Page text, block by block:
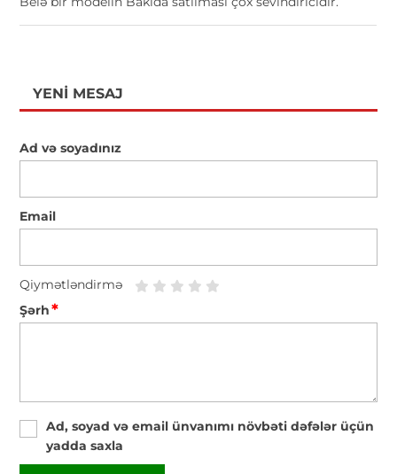
YENI MESAJ
Ad və soyadınız
Email
Qiymətləndirmə
Şərh*
Ad, soyad və email ünvanımı növbəti dəfələr üçün
yadda saxla